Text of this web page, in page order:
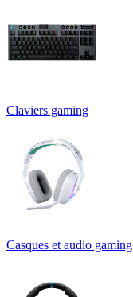
Claviers gaming
Casques et audio gaming